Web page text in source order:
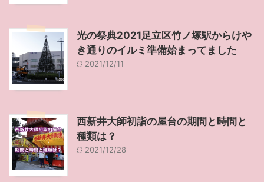
光の祭典2021足立区竹ノ塚駅からけや
き通りのイルミ準備始まってました
2021/12/11
西新井大師初詣の屋台の期間と時間と
種類は？
2021/12/28